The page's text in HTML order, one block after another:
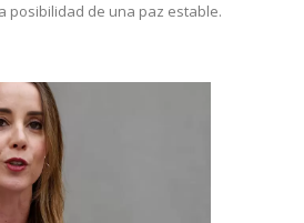
posibilidad de una paz estable.